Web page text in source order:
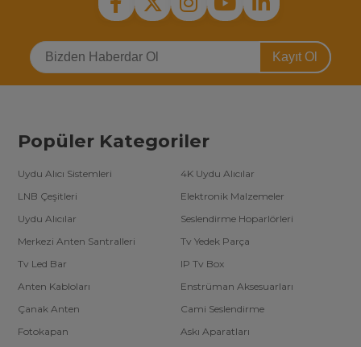
Kayıt Ol
Popüler Kategoriler
Uydu Alıcı Sistemleri
4K Uydu Alıcılar
LNB Çeşitleri
Elektronik Malzemeler
Uydu Alıcılar
Seslendirme Hoparlörleri
Merkezi Anten Santralleri
Tv Yedek Parça
Tv Led Bar
IP Tv Box
Anten Kabloları
Enstrüman Aksesuarları
Çanak Anten
Cami Seslendirme
Fotokapan
Askı Aparatları